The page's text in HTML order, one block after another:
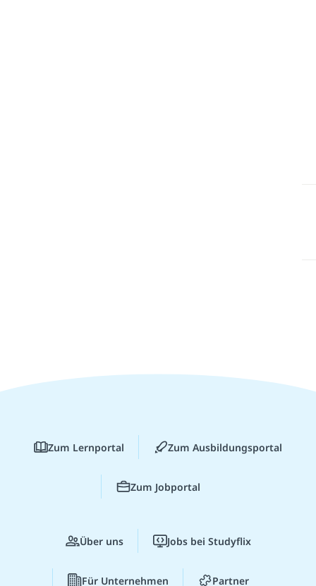
Zum Lernportal Zum Ausbildungsportal
Zum Jobportal
Über uns Jobs bei Studyflix
Für Unternehmen Partner